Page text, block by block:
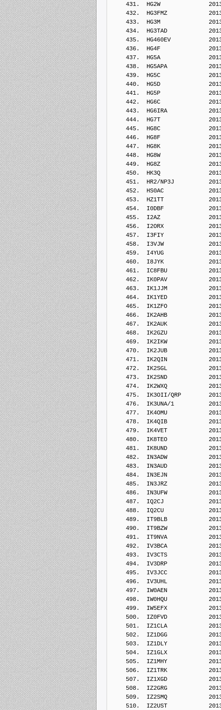
431.  HG2W
432.  HG3FMZ
433.  HG3M
434.  HG3TAD
435.  HG460EV
436.  HG4F
437.  HG5A
438.  HG5APA
439.  HG5C
440.  HG5D
441.  HG5P
442.  HG6C
443.  HG6IRA
444.  HG7T
445.  HG8C
446.  HG8F
447.  HG8K
448.  HG8W
449.  HG8Z
450.  HK3Q
451.  HR2/NP3J
452.  HS0AC
453.  HZ1TT
454.  I0DBF
455.  I2AZ
456.  I2ORX
457.  I3FIY
458.  I3VJW
459.  I4YUG
460.  I8JYK
461.  IC8FBU
462.  IK0PAV
463.  IK1JJM
464.  IK1YED
465.  IK1ZFO
466.  IK2AHB
467.  IK2AUK
468.  IK2GZU
469.  IK2IKW
470.  IK2JUB
471.  IK2QIN
472.  IK2SGL
473.  IK2SND
474.  IK2WXQ
475.  IK3OII/QRP
476.  IK3UNA/1
477.  IK4OMU
478.  IK4QIB
479.  IK4VET
480.  IK8TEO
481.  IK8UND
482.  IN3ADW
483.  IN3AUD
484.  IN3EJN
485.  IN3JRZ
486.  IN3UFW
487.  IQ2CJ
488.  IQ2CU
489.  IT9BLB
490.  IT9BZW
491.  IT9NVA
492.  IV3BCA
493.  IV3CTS
494.  IV3DRP
495.  IV3JCC
496.  IV3UHL
497.  IW0AEN
498.  IW0HQU
499.  IW5EFX
500.  IZ0FVD
501.  IZ1CLA
502.  IZ1DGG
503.  IZ1DLY
504.  IZ1GLX
505.  IZ1MHY
506.  IZ1TRK
507.  IZ1XGD
508.  IZ2GRG
509.  IZ2SMQ
510.  IZ2UST